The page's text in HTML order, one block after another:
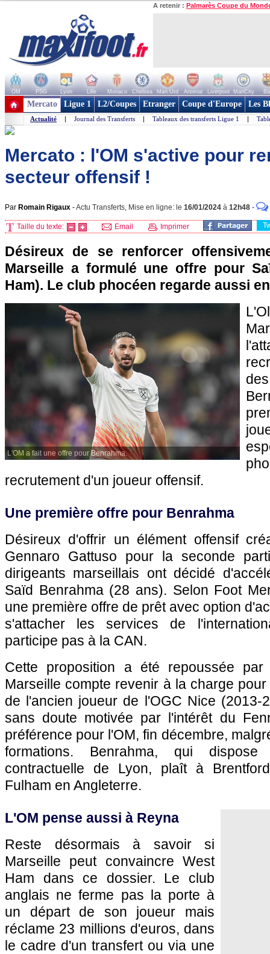
A retenir : Palmarès Coupe du
OM PSG Lyon Lille Monaco Chelsea Man Utd Arsenal Liverpool ManCity
+ de clubs
Mercato Ligue 1 L2/Coupes Etranger Coupe d'Europe Les
Actualité | Journal des Transferts | Tableaux des transferts Ligue 1 |
Mercato : l'OM s'active pour
secteur offensif !
Par Romain Rigaux -Actu Transferts, Mise en ligne: le 16/01/2024 à 12h48 -
Taille du texte: Email Imprimer
Désireux de se renforcer
Marseille a formulé une offre pour
Ham). Le club phocéen regarde aussi
L'OM a fait une offre pour Benrahma.
recrutement d'un joueur offensif.
Une première offre pour Benrahma
Désireux d'offrir un élément offensif
Gennaro Gattuso pour la seconde
dirigeants marseillais ont décidé
Saïd Benrahma (28 ans). Selon Foot
une première offre de prêt avec option
s'attacher les services de
participe pas à la CAN.
Cette proposition a été repoussée
Marseille compte revenir à la charge
de l'ancien joueur de l'OGC Nice (2013-
sans doute motivée par l'intérêt du
préférence pour l'OM, fin décembre,
formations. Benrahma, qui
contractuelle de Lyon, plaît à
Fulham en Angleterre.
L'OM pense aussi à Reyna
Reste désormais à savoir si
Marseille peut convaincre West
Ham dans ce dossier. Le club
anglais ne ferme pas la porte à
un départ de son joueur mais
réclame 23 millions d'euros, dans
le cadre d'un transfert ou via une